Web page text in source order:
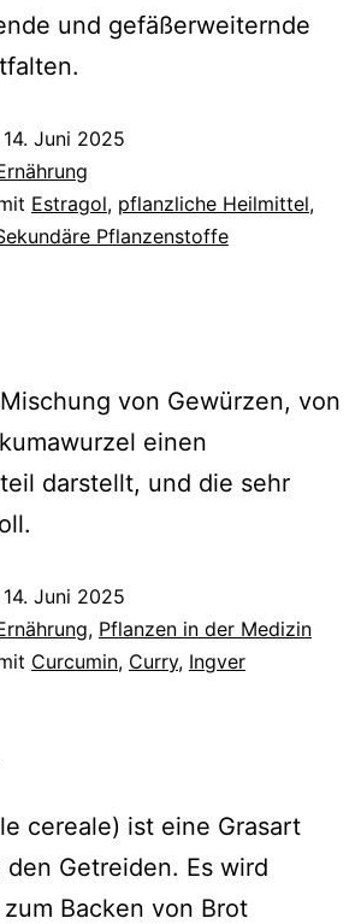
und gefäßerweiternde
14. Juni 2025
Estragol, pflanzliche Heilmittel,
Pflanzenstoffe
von Gewürzen, von
einen
darstellt, und die sehr
14. Juni 2025
, Pflanzen in der Medizin
Curcumin, Curry, Ingver
cereale) ist eine Grasart
Getreiden. Es wird
Backen von Brot